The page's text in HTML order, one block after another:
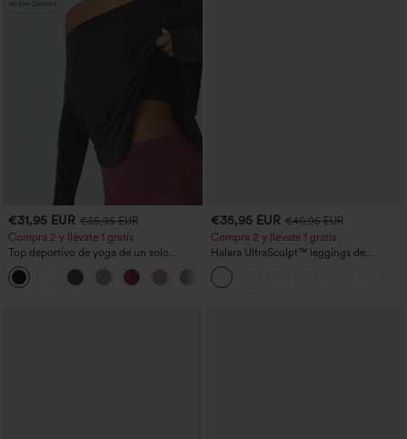
€31,95 EUR €35,95 EUR
Compra 2 y llévate 1 gratis
Top deportivo de yoga de un solo
hombro, manga larga con agujero para
el pulgar, dobladillo curvo estilo high-
low (frente más corto, espalda más
€35,95 EUR €40,95 EUR
Compra 2 y llévate 1 gratis
Halara UltraSculpt™ leggings de
entrenamiento moldeadores de talle alto
con fruncido trasero que realza los
glúteos, control de abdomen y bolsillos